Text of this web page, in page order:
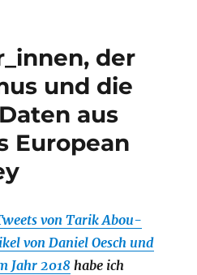
der
und die
aus
European
von Tarik Abou-
von Daniel Oesch und
Jahr 2018 habe ich